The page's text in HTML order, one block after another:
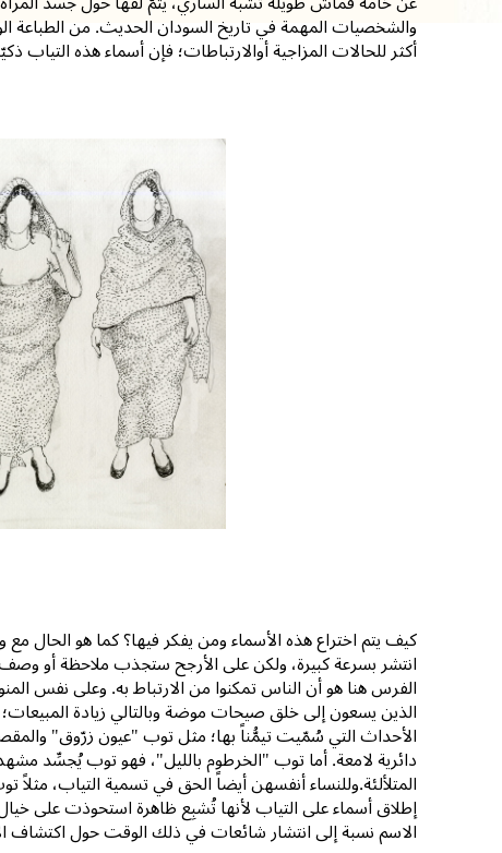
والشخصيات المهمة في تاريخ السودان الحديث. من الطباعة
أكثر للحالات المزاجية أوالارتباطات؛ فإن أسماء هذه التياب
كيف يتم اختراع هذه الأسماء ومن يفكر فيها؟ كما هو الحال
انتشر بسرعة كبيرة، ولكن على الأرجح ستجذب ملاحظة أو
الفرس هنا هو أن الناس تمكنوا من الارتباط به. وعلى نفس
الذين يسعون إلى خلق صيحات موضة وبالتالي زيادة
الأحداث التي سُمّيت تيمُّناً بها؛ مثل توب "عيون زرّوق"
دائرية لامعة. أما توب "الخرطوم بالليل"، فهو توب يُجسِّد
المتلألئة.وللنساء أنفسهن أيضاً الحق في تسمية التياب، مثلاً
إطلاق أسماء على التياب لأنها تُشبِع ظاهرة استحوذت على
الاسم نسبة إلى انتشار شائعات في ذلك الوقت حول اكتشاف